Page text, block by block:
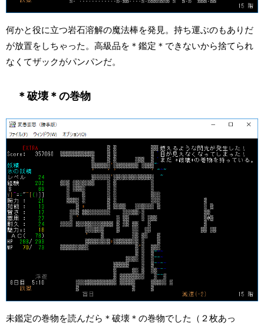
何かと役に立つ岩石溶解の魔法棒を発見。持ち運ぶのもありだ
が放置をしちゃった。高級品を＊鑑定＊できないから捨てられ
なくてザックがパンパンだ。
＊破壊＊の巻物
未鑑定の巻物を読んだら＊破壊＊の巻物でした（２枚あっ